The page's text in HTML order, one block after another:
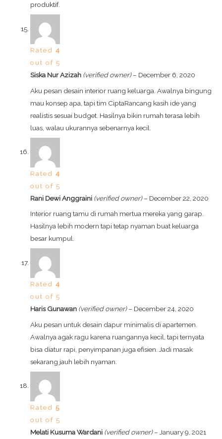
produktif.
Rated4
out of 5
Siska Nur Azizah (verified owner) – December 6, 2020
Aku pesan desain interior ruang keluarga. Awalnya bingung
mau konsep apa, tapi tim CiptaRancang kasih ide yang
realistis sesuai budget. Hasilnya bikin rumah terasa lebih
luas, walau ukurannya sebenarnya kecil.
Rated4
out of 5
Rani Dewi Anggraini (verified owner) – December 22, 2020
Interior ruang tamu di rumah mertua mereka yang garap.
Hasilnya lebih modern tapi tetap nyaman buat keluarga
besar kumpul.
Rated4
out of 5
Haris Gunawan (verified owner) – December 24, 2020
Aku pesan untuk desain dapur minimalis di apartemen.
Awalnya agak ragu karena ruangannya kecil, tapi ternyata
bisa diatur rapi, penyimpanan juga efisien. Jadi masak
sekarang jauh lebih nyaman.
Rated5
out of 5
Melati Kusuma Wardani (verified owner) – January 9, 2021